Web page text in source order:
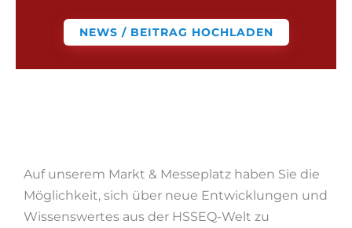
NEWS / BEITRAG HOCHLADEN
Auf unserem Markt & Messeplatz haben Sie die
Möglichkeit, sich über neue Entwicklungen und
Wissenswertes aus der HSSEQ-Welt zu